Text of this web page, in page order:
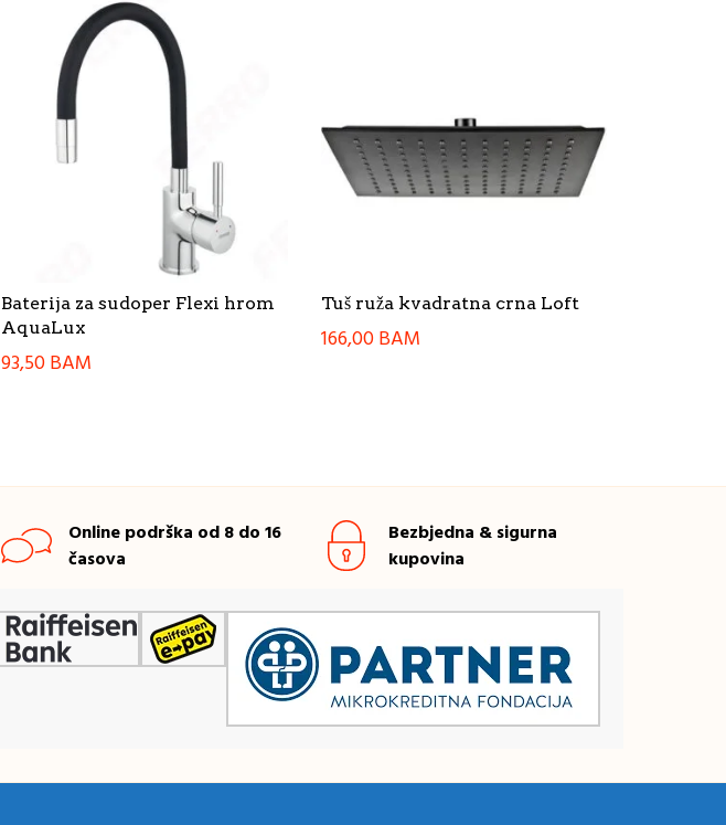
količina
Baterija za sudoper Flexi hrom
AquaLux
93,50BAM
Tuš ruža kvadratna crna Loft
166,00BAM
Online podrška od 8 do 16
časova
Bezbjedna & sigurna
kupovina